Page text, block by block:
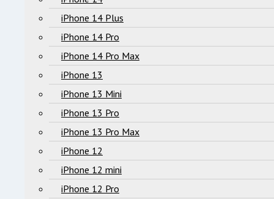
iPhone 14 Plus
iPhone 14 Pro
iPhone 14 Pro Max
iPhone 13
iPhone 13 Mini
iPhone 13 Pro
iPhone 13 Pro Max
iPhone 12
iPhone 12 mini
iPhone 12 Pro